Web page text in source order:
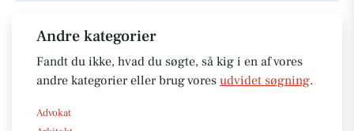
Andre kategorier
Fandt du ikke, hvad du søgte, så kig i en af vores
andre kategorier eller brug vores udvidet søgning.
Advokat